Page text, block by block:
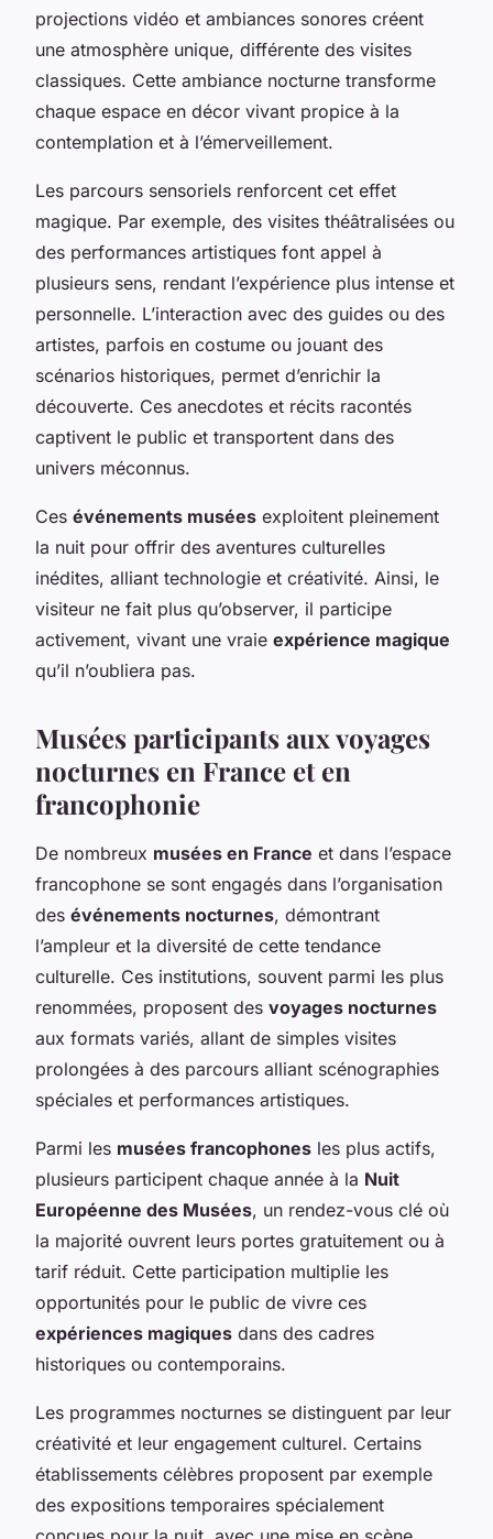
projections vidéo et ambiances sonores créent
une atmosphère unique, différente des visites
classiques. Cette ambiance nocturne transforme
chaque espace en décor vivant propice à la
contemplation et à l’émerveillement.
Les parcours sensoriels renforcent cet effet
magique. Par exemple, des visites théâtralisées ou
des performances artistiques font appel à
plusieurs sens, rendant l’expérience plus intense et
personnelle. L’interaction avec des guides ou des
artistes, parfois en costume ou jouant des
scénarios historiques, permet d’enrichir la
découverte. Ces anecdotes et récits racontés
captivent le public et transportent dans des
univers méconnus.
Ces événements musées exploitent pleinement
la nuit pour offrir des aventures culturelles
inédites, alliant technologie et créativité. Ainsi, le
visiteur ne fait plus qu’observer, il participe
activement, vivant une vraie expérience magique
qu’il n’oubliera pas.
Musées participants aux voyages
nocturnes en France et en
francophonie
De nombreux musées en France et dans l’espace
francophone se sont engagés dans l’organisation
des événements nocturnes, démontrant
l’ampleur et la diversité de cette tendance
culturelle. Ces institutions, souvent parmi les plus
renommées, proposent des voyages nocturnes
aux formats variés, allant de simples visites
prolongées à des parcours alliant scénographies
spéciales et performances artistiques.
Parmi les musées francophones les plus actifs,
plusieurs participent chaque année à la Nuit
Européenne des Musées, un rendez-vous clé où
la majorité ouvrent leurs portes gratuitement ou à
tarif réduit. Cette participation multiplie les
opportunités pour le public de vivre ces
expériences magiques dans des cadres
historiques ou contemporains.
Les programmes nocturnes se distinguent par leur
créativité et leur engagement culturel. Certains
établissements célèbres proposent par exemple
des expositions temporaires spécialement